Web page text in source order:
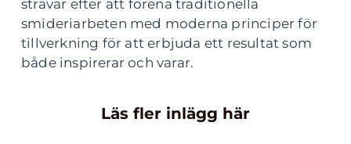
strävar efter att förena traditionella
smideriarbeten med moderna principer för
tillverkning för att erbjuda ett resultat som
både inspirerar och varar.
Läs fler inlägg här